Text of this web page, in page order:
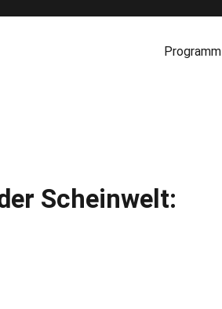
Programm
Scheinwelt: